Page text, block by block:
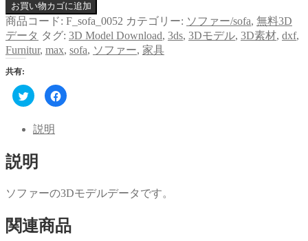
お買い物カゴに追加
商品コード: F_sofa_0052 カテゴリー: ソファー/sofa, 無料3D
データ タグ: 3D Model Download, 3ds, 3Dモデル, 3D素材, dxf,
Furnitur, max, sofa, ソファー, 家具
共有:
ク
リ
し
て
で
共
有
い
ウ
ン
ド
ウ
Facebook
で
し
て
だ
さ
い
説明
説明
ソファーの3Dモデルデータです。
関連商品